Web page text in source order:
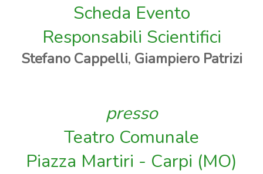
Scheda Evento
Responsabili Scientifici
Stefano Cappelli, Giampiero Patrizi
presso
Teatro Comunale
Piazza Martiri - Carpi (MO)